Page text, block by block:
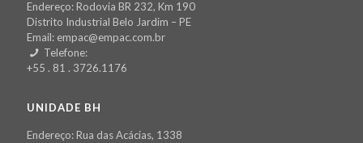
Endereço: Rodovia BR 232, Km 190
Distrito Industrial Belo Jardim – PE
Email: empac@empac.com.br
Telefone:
+55 . 81 . 3726.1176
UNIDADE BH
Endereço: Rua das Acácias, 1338